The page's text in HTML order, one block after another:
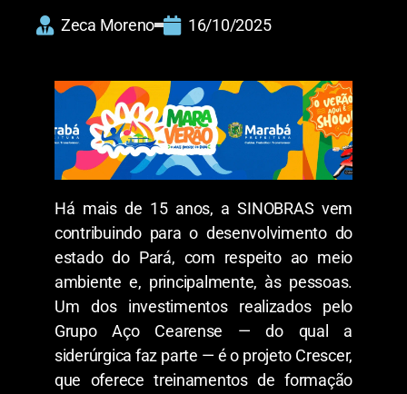
Zeca Moreno 16/10/2025
Há mais de 15 anos, a SINOBRAS vem
contribuindo para o desenvolvimento do
estado do Pará, com respeito ao meio
ambiente e, principalmente, às pessoas.
Um dos investimentos realizados pelo
Grupo Aço Cearense — do qual a
siderúrgica faz parte — é o projeto Crescer,
que oferece treinamentos de formação